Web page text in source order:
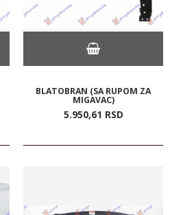
BLATOBRAN (SA RUPOM ZA
MIGAVAC)
5.950,61 RSD